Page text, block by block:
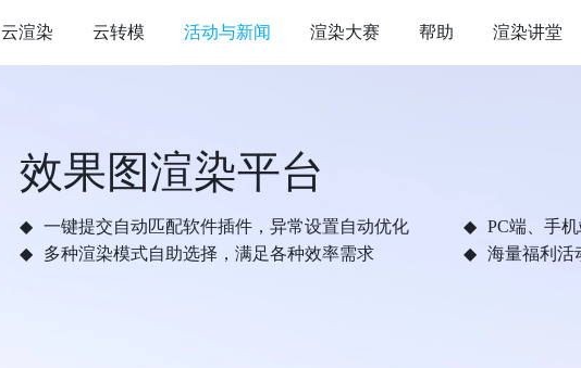
云渲染 云转模 活动与新闻 渲染大赛 帮助 渲染讲堂
效果图渲染平台
一键提交自动匹配软件插件，异常设置自动优化
PC端、手
多种渲染模式自助选择，满足各种效率需求
海量福利活